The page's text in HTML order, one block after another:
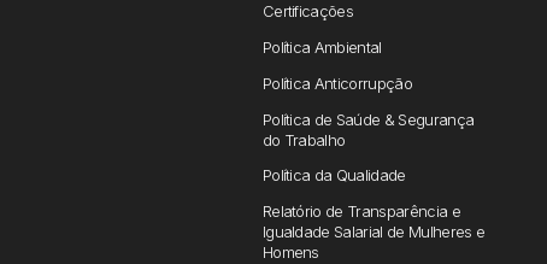
Certificações
Política Ambiental
Política Anticorrupção
Política de Saúde & Segurança
do Trabalho
Política da Qualidade
Relatório de Transparência e
Igualdade Salarial de Mulheres e
Homens